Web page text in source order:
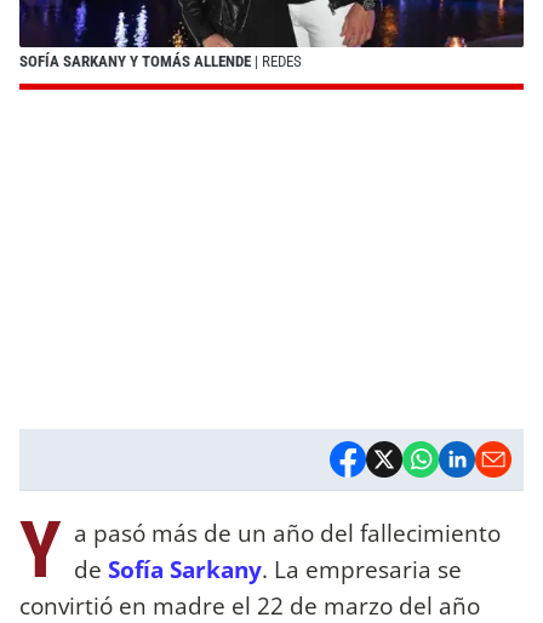
SOFÍA SARKANY Y TOMÁS ALLENDE | REDES
Y a pasó más de un año del fallecimiento
de Sofía Sarkany. La empresaria se
convirtió en madre el 22 de marzo del año